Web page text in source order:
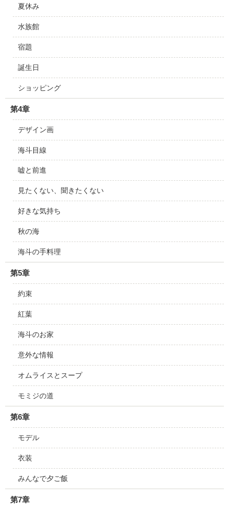
夏休み
水族館
宿題
誕生日
ショッピング
第4章
デザイン画
海斗目線
嘘と前進
見たくない、聞きたくない
好きな気持ち
秋の海
海斗の手料理
第5章
約束
紅葉
海斗のお家
意外な情報
オムライスとスープ
モミジの道
第6章
モデル
衣装
みんなで夕ご飯
第7章